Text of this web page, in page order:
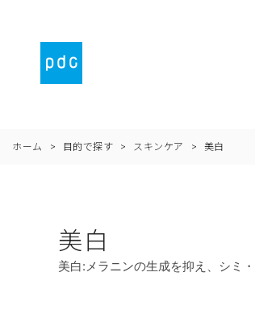
ホーム > 目的で探す > スキンケア > 美白
美白
美白:メラニンの生成を抑え、シミ